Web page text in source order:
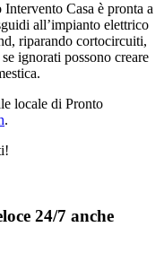
Casa è pronta a
all’impianto elettrico
riparando cortocircuiti,
ignorati possono creare
locale di Pronto
.
24/7 anche